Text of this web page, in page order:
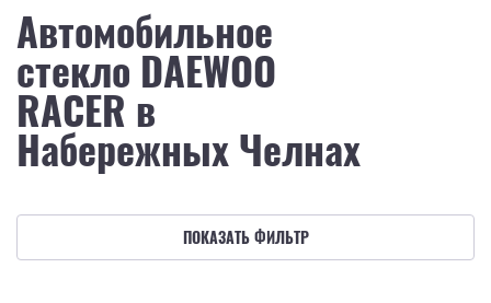
Автомобильное
стекло DAEWOO
RACER в
Набережных Челнах
ПОКАЗАТЬ ФИЛЬТР